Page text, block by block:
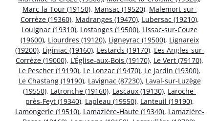
Marc-la-Tour (19150), Mansac (19520), Malemort-sur-
Corrèze (19360), Madranges (19470), Lubersac (19210),
Louignac (19310), Lostanges (19500), Lissac-sur-Couze
(19600), Liourdres (19120), Ligneyrac (19500), Lignareix
(19200), Liginiac (19160), Lestards (19170), Les Angles-sur-
Corrèze (19000), L’Église-aux-Bois (19170), Le Vert (79170),
Le Pescher (19190), Le Lonzac (19470), Le Jardin (19300),
Le Chastang (19190), Lavignac (87230), Laval-sur-Luzège
(19550), Latronche (19160), Lascaux (19130), Laroche-
près-Feyt (19340), Lapleau (19550), Lanteuil (19190),
Lamongerie (19510), Lamazière-Haute (19340), Lamazière-